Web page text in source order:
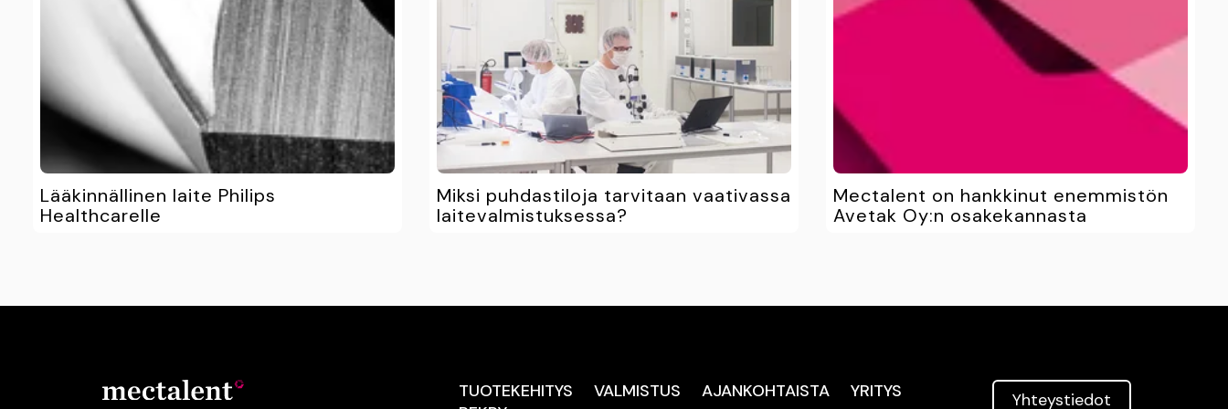
Lääkinnällinen laite Philips
Healthcarelle
Miksi puhdastiloja tarvitaan vaativassa
laitevalmistuksessa?
Mectalent on hankkinut enemmistön
Avetak Oy:n osakekannasta
TUOTEKEHITYS VALMISTUS AJANKOHTAISTA
YRITYS
Yhteys­tiedot